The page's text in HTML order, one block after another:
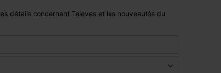
détails concernant Televes et les nouveautés du